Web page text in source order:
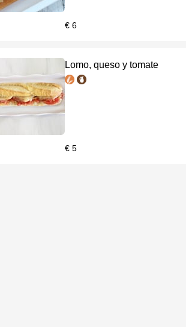
€ 6
Lomo, queso y tomate
€ 5